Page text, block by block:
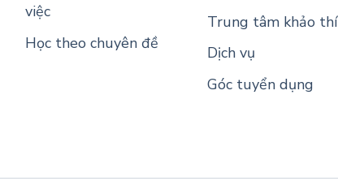
việc
Học theo chuyên đề
Trung tâm khảo thí
Dịch vụ
Góc tuyển dụng